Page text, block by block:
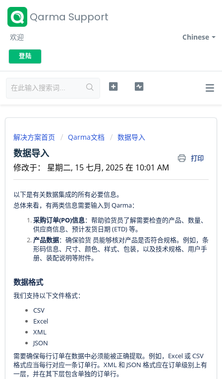
Qarma Support
Chinese
欢迎
登陆
解决方案首页 Qarma文档 数据导入
数据导入 打印
修改于： 星期二, 15 七月, 2025 在 10:01 AM
以下是有关数据集成的所有必要信息。
总体来看，有两类信息需要输入到 Qarma：
采购订单(PO)信息：帮助验货员了解需要检查的产品、数量、
供应商信息、预计发货日期 (ETD) 等。
产品数据：确保验货 员能够核对产品是否符合规格。例如，条
形码信息、尺寸、颜色、样式、包装，以及技术规格、用户手
册、装配说明等附件。
数据格式
我们支持以下文件格式：
CSV
Excel
XML
JSON
需要确保每行订单在数据中必须能被正确提取。例如，Excel 或 CSV
格式应当每行对应一条订单行。XML 和 JSON 格式应在订单级别上有
一层，并在其下层包含单独的订单行。